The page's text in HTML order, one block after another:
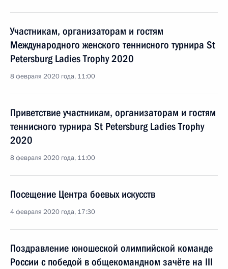
Участникам, организаторам и гостям
Международного женского теннисного турнира St
Petersburg Ladies Trophy 2020
8 февраля 2020 года, 11:00
Приветствие участникам, организаторам и гостям
теннисного турнира St Petersburg Ladies Trophy
2020
8 февраля 2020 года, 11:00
Посещение Центра боевых искусств
4 февраля 2020 года, 17:30
Поздравление юношеской олимпийской команде
России с победой в общекомандном зачёте на III